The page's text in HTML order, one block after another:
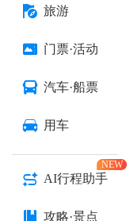
旅游
门票·活动
汽车·船票
用车
AI行程助手
NEW
攻略·景点